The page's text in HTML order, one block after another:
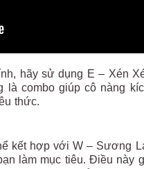
hãy sử dụng E – Xén
combo giúp cô nàng
thức.
kết hợp với W – Sương
làm mục tiêu. Điều này